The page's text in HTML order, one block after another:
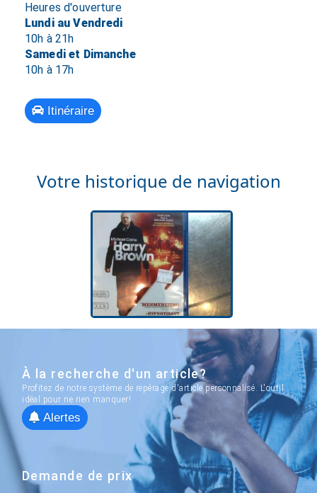
Heures d'ouverture
Lundi au Vendredi
10h à 21h
Samedi et Dimanche
10h à 17h
Itinéraire
Votre historique de navigation
À la recherche d'un article?
Profitez de notre système de repérage d'article personnalisé. L'outil
idéal pour ne rien manquer!
Alertes
Demande de prix